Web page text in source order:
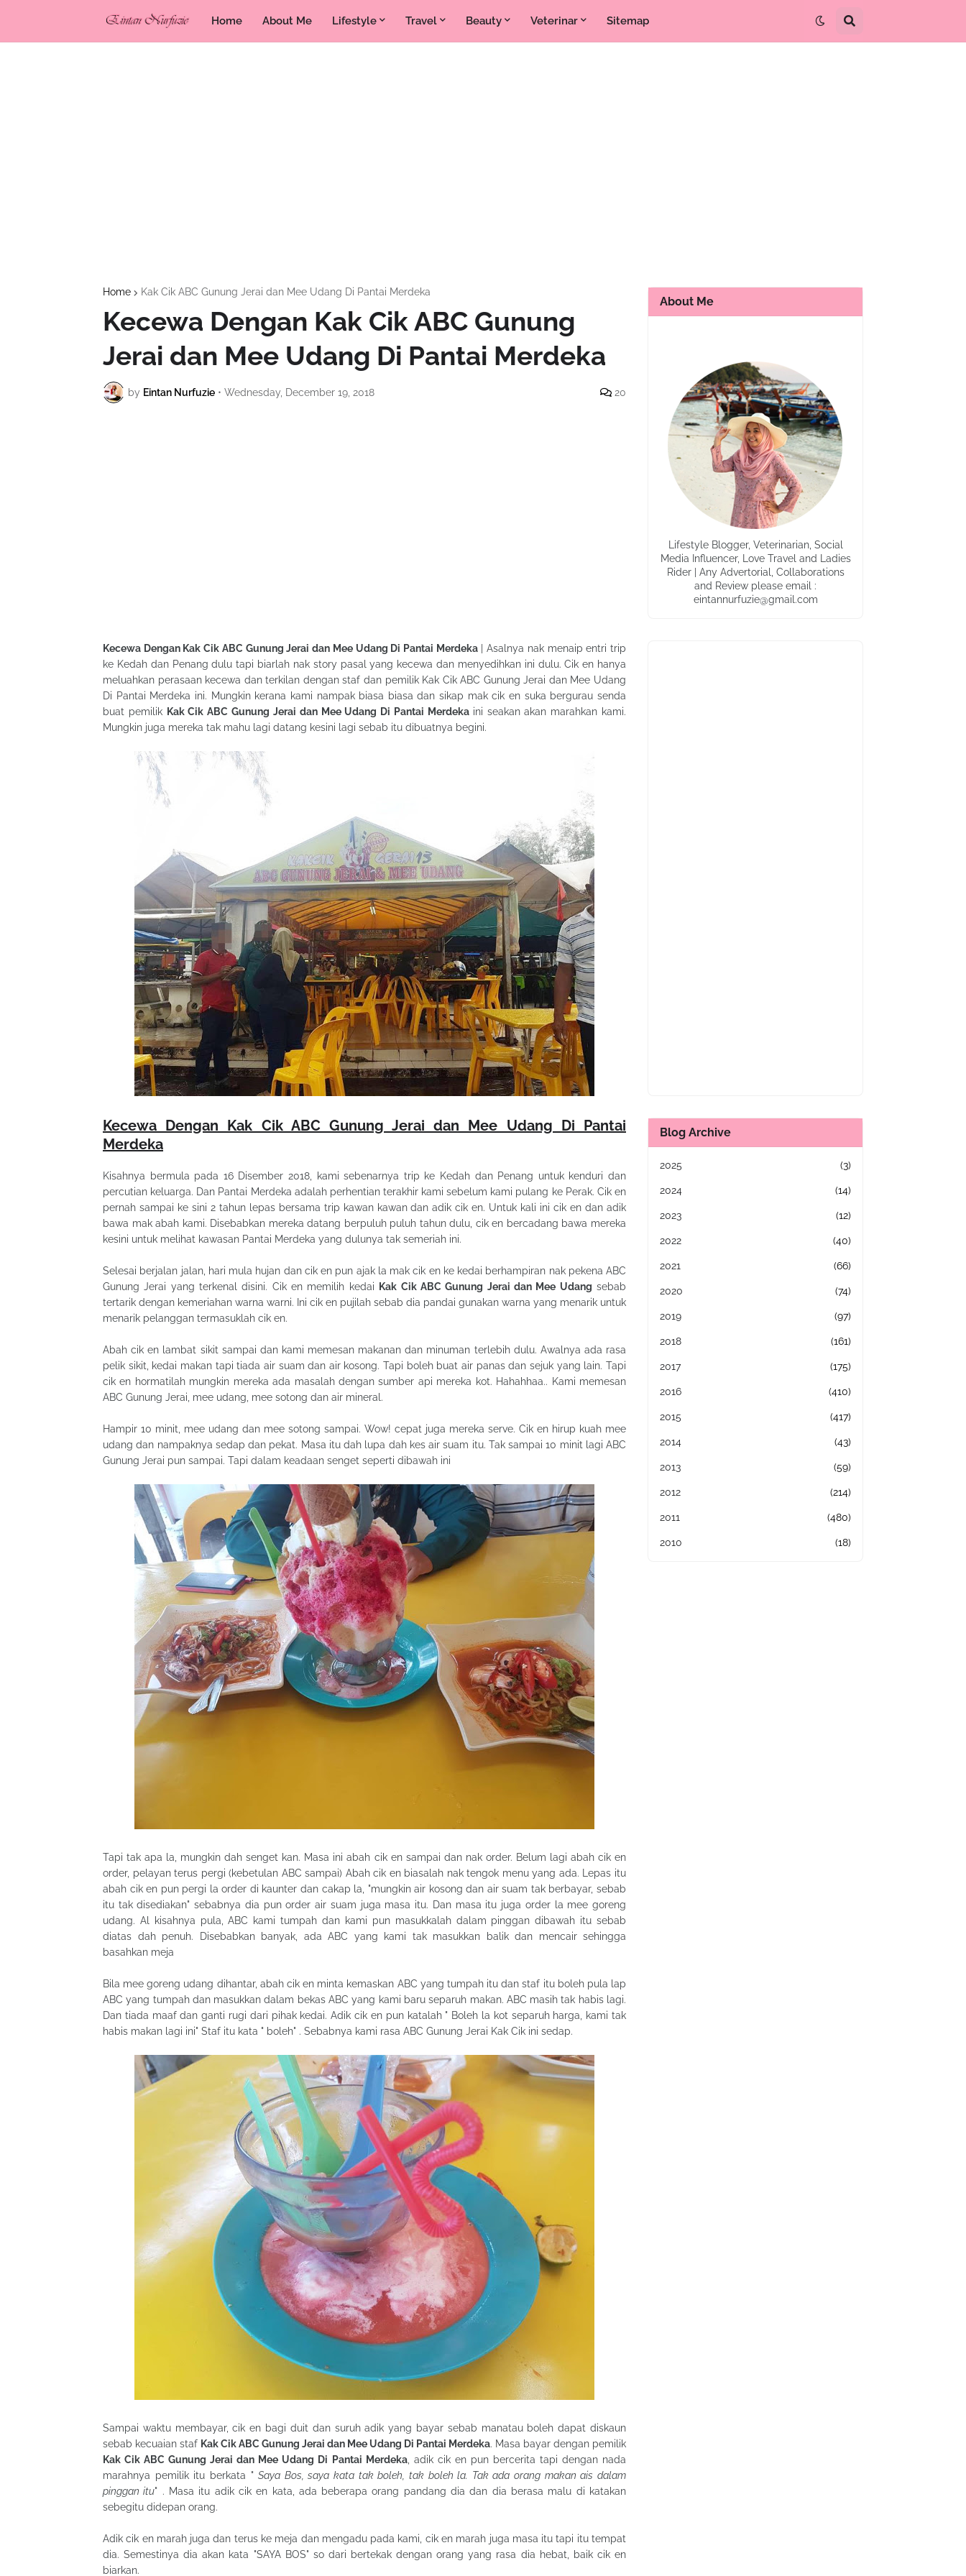
Home About Me Lifestyle Travel Beauty Veterinar Sitemap
Home Kak Cik ABC Gunung Jerai dan Mee Udang Di Pantai Merdeka
Kecewa Dengan Kak Cik ABC Gunung
Jerai dan Mee Udang Di Pantai Merdeka
by Eintan Nurfuzie • Wednesday, December 19, 2018 20
Kecewa Dengan Kak Cik ABC Gunung Jerai dan Mee Udang Di Pantai Merdeka| Asalnya nak menaip entri trip
ke Kedah dan Penang dulu tapi biarlah nak story pasal yang kecewa dan menyedihkan ini dulu. Cik en hanya
meluahkan perasaan kecewa dan terkilan dengan staf dan pemilik Kak Cik ABC Gunung Jerai dan Mee Udang
Di Pantai Merdeka ini. Mungkin kerana kami nampak biasa biasa dan sikap mak cik en suka bergurau senda
buat pemilik Kak Cik ABC Gunung Jerai dan Mee Udang Di Pantai Merdeka ini seakan akan marahkan kami.
Mungkin juga mereka tak mahu lagi datang kesini lagi sebab itu dibuatnya begini.
Kecewa Dengan Kak Cik ABC Gunung Jerai dan Mee Udang Di Pantai
Merdeka
Kisahnya bermula pada 16 Disember 2018, kami sebenarnya trip ke Kedah dan Penang untuk kenduri dan
percutian keluarga. Dan Pantai Merdeka adalah perhentian terakhir kami sebelum kami pulang ke Perak. Cik en
pernah sampai ke sini 2 tahun lepas bersama trip kawan kawan dan adik cik en. Untuk kali ini cik en dan adik
bawa mak abah kami. Disebabkan mereka datang berpuluh puluh tahun dulu, cik en bercadang bawa mereka
kesini untuk melihat kawasan Pantai Merdeka yang dulunya tak semeriah ini.
Selesai berjalan jalan, hari mula hujan dan cik en pun ajak la mak cik en ke kedai berhampiran nak pekena ABC
Gunung Jerai yang terkenal disini. Cik en memilih kedai
Kak Cik ABC Gunung Jerai dan Mee Udang sebab
tertarik dengan kemeriahan warna warni. Ini cik en pujilah sebab dia pandai gunakan warna yang menarik untuk
menarik pelanggan termasuklah cik en.
Abah cik en lambat sikit sampai dan kami memesan makanan dan minuman terlebih dulu. Awalnya ada rasa
pelik sikit, kedai makan tapi tiada air suam dan air kosong. Tapi boleh buat air panas dan sejuk yang lain. Tapi
cik en hormatilah mungkin mereka ada masalah dengan sumber api mereka kot. Hahahhaa.. Kami memesan
ABC Gunung Jerai, mee udang, mee sotong dan air mineral.
Hampir 10 minit, mee udang dan mee sotong sampai. Wow! cepat juga mereka serve. Cik en hirup kuah mee
udang dan nampaknya sedap dan pekat. Masa itu dah lupa dah kes air suam itu. Tak sampai 10 minit lagi ABC
Gunung Jerai pun sampai. Tapi dalam keadaan senget seperti dibawah ini
Tapi tak apa la, mungkin dah senget kan. Masa ini abah cik en sampai dan nak order. Belum lagi abah cik en
order, pelayan terus pergi (kebetulan ABC sampai) Abah cik en biasalah nak tengok menu yang ada. Lepas itu
abah cik en pun pergi la order di kaunter dan cakap la, "mungkin air kosong dan air suam tak berbayar, sebab
itu tak disediakan" sebabnya dia pun order air suam juga masa itu. Dan masa itu juga order la mee goreng
udang. Al kisahnya pula, ABC kami tumpah dan kami pun masukkalah dalam pinggan dibawah itu sebab
diatas dah penuh. Disebabkan banyak, ada ABC yang kami tak masukkan balik dan mencair sehingga
basahkan meja
Bila mee goreng udang dihantar, abah cik en minta kemaskan ABC yang tumpah itu dan staf itu boleh pula lap
ABC yang tumpah dan masukkan dalam bekas ABC yang kami baru separuh makan. ABC masih tak habis lagi.
Dan tiada maaf dan ganti rugi dari pihak kedai. Adik cik en pun katalah " Boleh la kot separuh harga, kami tak
habis makan lagi ini" Staf itu kata " boleh" . Sebabnya kami rasa ABC Gunung Jerai Kak Cik ini sedap.
Sampai waktu membayar, cik en bagi duit dan suruh adik yang bayar sebab manatau boleh dapat diskaun
sebab kecuaian staf Kak Cik ABC Gunung Jerai dan Mee Udang Di Pantai Merdeka. Masa bayar dengan pemilik
Kak Cik ABC Gunung Jerai dan Mee Udang Di Pantai Merdeka, adik cik en pun bercerita tapi dengan nada
marahnya pemilik itu berkata "Saya Bos, saya kata tak boleh, tak boleh la. Tak ada orang makan ais dalam
pinggan itu" . Masa itu adik cik en kata, ada beberapa orang pandang dia dan dia berasa malu di katakan
sebegitu didepan orang.
Adik cik en marah juga dan terus ke meja dan mengadu pada kami, cik en marah juga masa itu tapi itu tempat
dia. Semestinya dia akan kata "SAYA BOS" so dari bertekak dengan orang yang rasa dia hebat, baik cik en
biarkan.
About Me
Lifestyle Blogger, Veterinarian, Social
Media Influencer, Love Travel and Ladies
Rider | Any Advertorial, Collaborations
and Review please email :
eintannurfuzie@gmail.com
Blog Archive
2025 (3)
2024 (14)
2023 (12)
2022 (40)
2021 (66)
2020 (74)
2019 (97)
2018 (161)
2017 (175)
2016 (410)
2015 (417)
2014 (43)
2013 (59)
2012 (214)
2011 (480)
2010 (18)